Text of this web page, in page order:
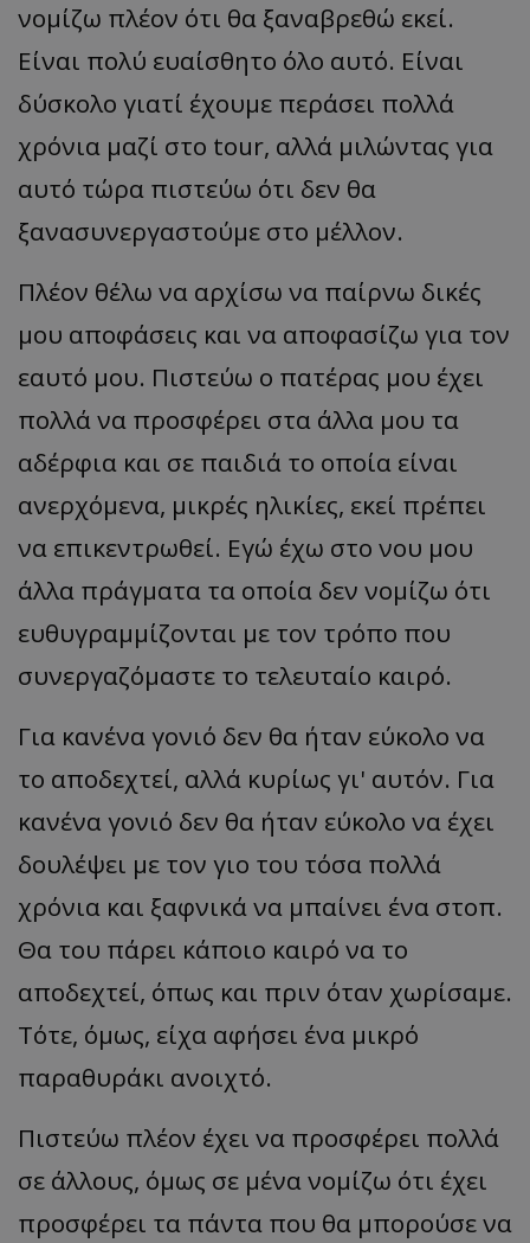
νομίζω πλέον ότι θα ξαναβρεθώ εκεί.
Είναι πολύ ευαίσθητο όλο αυτό. Είναι
δύσκολο γιατί έχουμε περάσει πολλά
χρόνια μαζί στο tour, αλλά μιλώντας για
αυτό τώρα πιστεύω ότι δεν θα
ξανασυνεργαστούμε στο μέλλον.
Πλέον θέλω να αρχίσω να παίρνω δικές
μου αποφάσεις και να αποφασίζω για τον
εαυτό μου. Πιστεύω ο πατέρας μου έχει
πολλά να προσφέρει στα άλλα μου τα
αδέρφια και σε παιδιά το οποία είναι
ανερχόμενα, μικρές ηλικίες, εκεί πρέπει
να επικεντρωθεί. Εγώ έχω στο νου μου
άλλα πράγματα τα οποία δεν νομίζω ότι
ευθυγραμμίζονται με τον τρόπο που
συνεργαζόμαστε το τελευταίο καιρό.
Για κανένα γονιό δεν θα ήταν εύκολο να
το αποδεχτεί, αλλά κυρίως γι' αυτόν. Για
κανένα γονιό δεν θα ήταν εύκολο να έχει
δουλέψει με τον γιο του τόσα πολλά
χρόνια και ξαφνικά να μπαίνει ένα στοπ.
Θα του πάρει κάποιο καιρό να το
αποδεχτεί, όπως και πριν όταν χωρίσαμε.
Τότε, όμως, είχα αφήσει ένα μικρό
παραθυράκι ανοιχτό.
Πιστεύω πλέον έχει να προσφέρει πολλά
σε άλλους, όμως σε μένα νομίζω ότι έχει
προσφέρει τα πάντα που θα μπορούσε να